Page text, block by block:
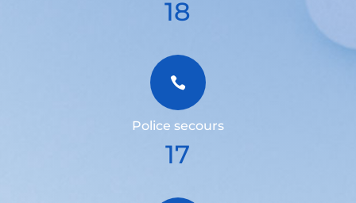
18

Police secours
17